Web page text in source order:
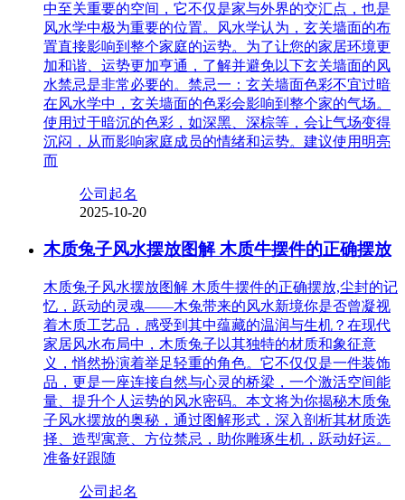
中至关重要的空间，它不仅是家与外界的交汇点，也是
风水学中极为重要的位置。风水学认为，玄关墙面的布
置直接影响到整个家庭的运势。为了让您的家居环境更
加和谐、运势更加亨通，了解并避免以下玄关墙面的风
水禁忌是非常必要的。禁忌一：玄关墙面色彩不宜过暗
在风水学中，玄关墙面的色彩会影响到整个家的气场。
使用过于暗沉的色彩，如深黑、深棕等，会让气场变得
沉闷，从而影响家庭成员的情绪和运势。建议使用明亮
而
公司起名
2025-10-20
木质兔子风水摆放图解 木质牛摆件的正确摆放
木质兔子风水摆放图解 木质牛摆件的正确摆放,尘封的记
忆，跃动的灵魂——木兔带来的风水新境你是否曾凝视
着木质工艺品，感受到其中蕴藏的温润与生机？在现代
家居风水布局中，木质兔子以其独特的材质和象征意
义，悄然扮演着举足轻重的角色。它不仅仅是一件装饰
品，更是一座连接自然与心灵的桥梁，一个激活空间能
量、提升个人运势的风水密码。本文将为你揭秘木质兔
子风水摆放的奥秘，通过图解形式，深入剖析其材质选
择、造型寓意、方位禁忌，助你雕琢生机，跃动好运。
准备好跟随
公司起名